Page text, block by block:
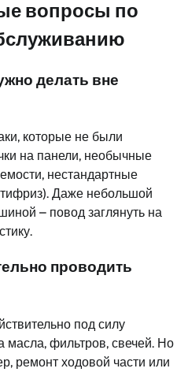
вопросы по
делать вне
которые не были
на панели, необычные
нестандартные
Даже небольшой
– повод заглянуть на
проводить
под силу
масла, фильтров, свечей. Но
ремонт ходовой части или